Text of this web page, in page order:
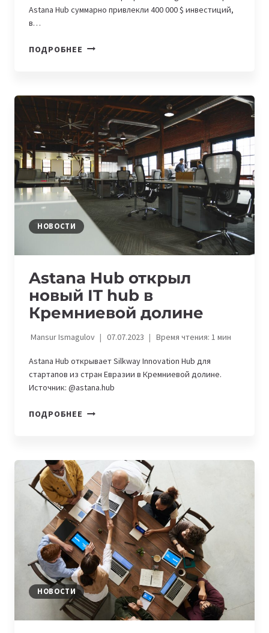
Astana Hub суммарно привлекли 400 000 $ инвестиций,
в…
ПОДРОБНЕЕ УЧАСТНИКИ
ПРИВЛЕКАЮТ
ИНВЕСТИЦИИ
НОВОСТИ
Astana Hub открыл
новый IT hub в
Кремниевой долине
Mansur Ismagulov 07.07.2023 Время чтения: 1мин
Astana Hub открывает Silkway Innovation Hub для
стартапов из стран Евразии в Кремниевой долине.
Источник: @astana.hub
ПОДРОБНЕЕ ASTANA
HUB
В
КРЕМНИЕВОЙ
ДОЛИНЕ
НОВОСТИ